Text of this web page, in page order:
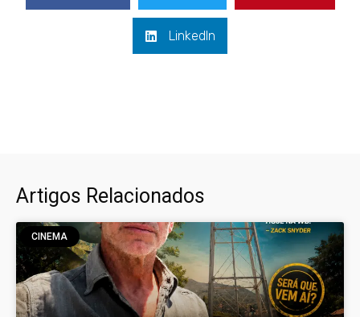
LinkedIn
Artigos Relacionados
CINEMA